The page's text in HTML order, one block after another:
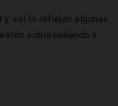
y así lo reflejan algunas
sobresaliendo a